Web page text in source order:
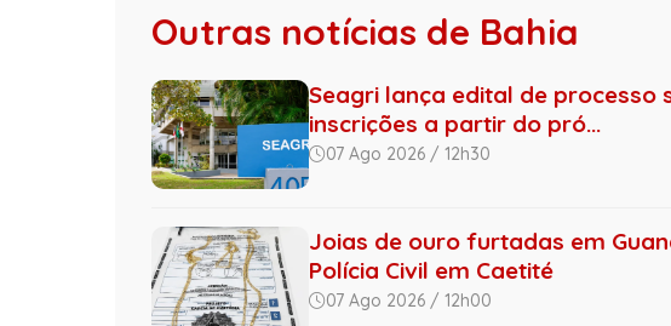
Outras notícias de Bahia
Seagri lança edital de processo
inscrições a partir do pró...
07 Ago 2026 / 12h30
Joias de ouro furtadas em
Polícia Civil em Caetité
07 Ago 2026 / 12h00